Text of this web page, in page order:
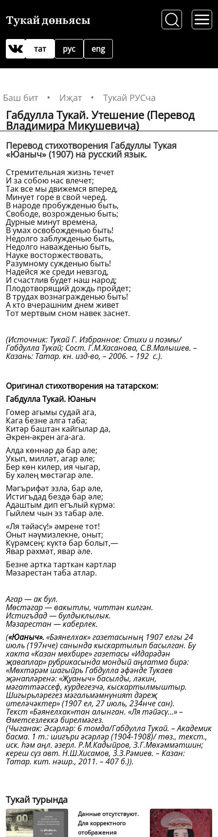
Тукай дөньясы
рус
тат eng
Баш бит Иҗат Тукай РУСча
Габдулла Тукай. Утешение (Перевод
Владимира Микушевича)
Перевод стихотворения Габдуллы Тукая
«Юаныч» (1907) на русский язык.
Стремительная жизнь течет
И за собою нас влечет;
Так все мы движемся вперед,
Минует горе в свой черед.
В народе пробужденью быть,
Свободе, возрожденью быть;
Дурные минут времена,
В умах освобожденью быть!
Недолго заблужденью быть,
Недолго наважденью быть,
Науке восторжествовать,
Разумному сужденью быть!
Надейся же среди невзгод,
И счастлив будет наш народ;
Плодотворящий дождь пройдет;
В трудах вознагражденью быть!
А кто вчерашним днем живет
Тот мертвым сном навек заснет.
(Источник: Тукай Г. Избранное: Стихи и поэмы/
Габдулла Тукай; Сост. Г.М.Хасанова, С.В.Малышев. –
Казань: Татар. кн. изд-во, – 2006. – 192 с.).
Оригинал стихотворения на татарском:
Габдулла Тукай. Юаныч
Гомер агымы судай ага,
Кага безне алга таба;
Китәр баштан кайгылар да,
Әкрен-әкрен ага-ага.
Алда көннәр дә бар әле;
Укып, милләт, агар әле;
Бер көн килер, ия чыгар,
Бу хәлең мөстәгар әле.
Мәгърифәт эзлә, бар әле,
Истигъдад бездә бар әле;
Адаштым дип егълый күрмә:
Гыйлем чын эз табар әле.
«Ля тәйәсү!» әмрене тот!
Оныт нәүмизлекне, оныт;
Күрәмсең: күктә бар болыт,—
Явар рәхмәт, явар әле.
Безне артка тарткан картлар
Мәзарестан таба атлар.
Агар — ак бул.
Мөстәгар — вакытлы, читтән килгән.
Истигъдад — булдыклылык.
Мәзарестан — каберлек.
(«Юаныч». «Бәянелхак» газетасының 1907 елгы 24
июль (197нче) санында кыскартылып басылган. Бу
хакта «Казан мөхбире» газетасы «Идарәдән
җаваплар» рубрикасында мондый аңлатма бирә:
«Мөхтәрәм шагыйрь Габдулла әфәнде Тукаев
җәнапләренә: «Җуаныч» басылды, ләкин,
мәгаттәәссеф, курдегезчә, кыскартылмыштыр.
Шигырьләрегез мәгальмәмнүният дәреҗ
ителәчәктер» (1907 ел, 27 июль, 234нче сан).
Текст «Бәянелхак»тан алынган. «Ля тәйәсү...» –
Өметсезлеккә бирелмәгез.
(Чыганак: Әсәрләр: 6 томда/Габдулла Тукай. – Академик
басма. 1 т.: шигъри әсәрләр (1904-1908)/ төз., текст.,
иск. һәм аңл. әзерл. Р.М.Кадыйров, З.Г.Мөхәммәтшин;
кереш сүз авт. Н.Ш.Хисамов, З.З.Рәмиев. – Казан:
Татар. кит. нәшр., 2011. – 407 б.)).
Тукай турында
Данные отсутствуют.
Для корректного
отображения